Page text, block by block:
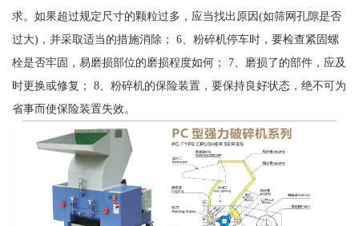
求。如果超过规定尺寸的颗粒过多，应当找出原因(如筛网孔隙是否
过大)，并采取适当的措施消除； 6、粉碎机停车时，要检查紧固螺
栓是否牢固，易磨损部位的磨损程度如何； 7、磨损了的部件，应及
时更换或修复； 8、粉碎机的保险装置，要保持良好状态，绝不可为
省事而使保险装置失效。